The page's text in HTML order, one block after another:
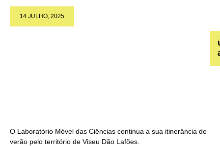
14 JULHO, 2025
O Laboratório Móvel das Ciências continua a sua itinerância de
verão pelo território de Viseu Dão Lafões.